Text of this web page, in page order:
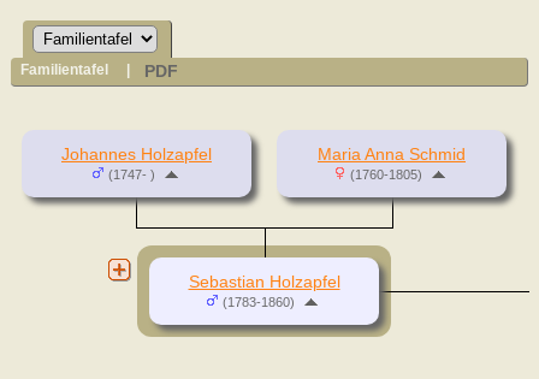
Familientafel PDF
Johannes Holzapfel
(1747- )
Maria Anna Schmid
(1760-1805)
Sebastian Holzapfel
(1783-1860)